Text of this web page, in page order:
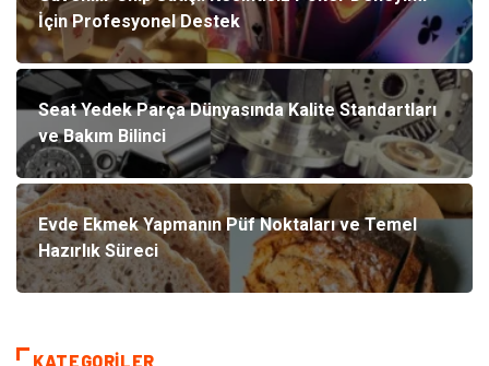
İçin Profesyonel Destek
Seat Yedek Parça Dünyasında Kalite Standartları
ve Bakım Bilinci
Evde Ekmek Yapmanın Püf Noktaları ve Temel
Hazırlık Süreci
KATEGORILER